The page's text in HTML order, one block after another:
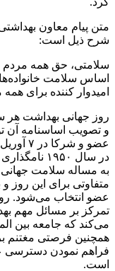
متن پیام معاون
شرح ذیل است:
سلامتی، حق همه مردم
اساس سلامت
امیدوار کننده برای
روز جهانی بهداشت هر
و تصویب اساسنامه
عضو و
در سال
متفاوتی برای این روز
عضو انتخاب می‌شود.
تمرکز بر مسائل مهم
می‌کند که جامعه بین
همچنین فرصتی مغتنم
فراهم نمودن دسترسی
است.